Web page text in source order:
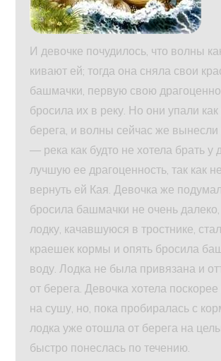
И девочке почудилось, что волны
кивают ей; тогда она сняла свои
башмачки, первую свою
бросила их в реку. Но они упали как
берега, и волны сейчас же
— река как будто не хотела брать у
лучшую ее драгоценность, так как
вернуть ей Кая. Девочка же
бросила башмачки не очень
лодку, качавшуюся в тростнике,
краешек кормы и опять бросила
воду. Лодка не была привязана и
от берега. Девочка хотела
на сушу, но, пока пробиралась с
лодка уже отошла от берега на
быстро понеслась по течению.